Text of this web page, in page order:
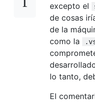
excepto el
de cosas
de la
como la
lo tanto,
El